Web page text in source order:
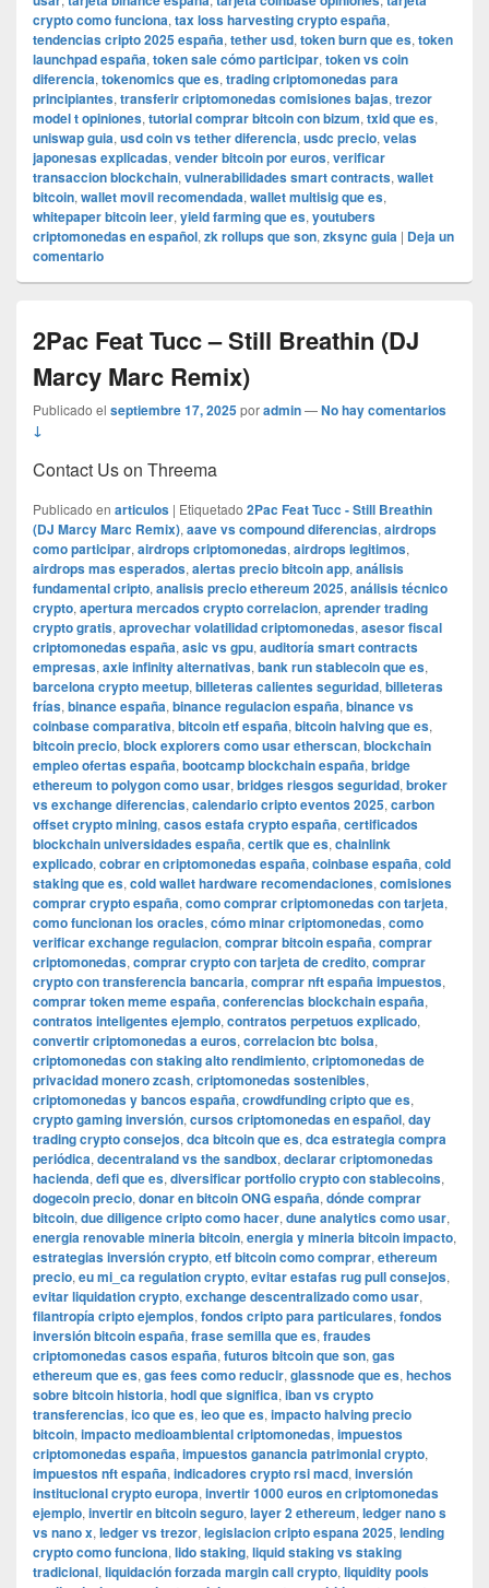
crypto como funciona, tax loss harvesting crypto españa,
tendencias cripto 2025 españa, tether usd, token burn que es, token
launchpad españa, token sale cómo participar, token vs coin
diferencia, tokenomics que es, trading criptomonedas para
principiantes, transferir criptomonedas comisiones bajas, trezor
model t opiniones, tutorial comprar bitcoin con bizum, txid que es,
uniswap guia, usd coin vs tether diferencia, usdc precio, velas
japonesas explicadas, vender bitcoin por euros, verificar
transaccion blockchain, vulnerabilidades smart contracts, wallet
bitcoin, wallet movil recomendada, wallet multisig que es,
whitepaper bitcoin leer, yield farming que es, youtubers
criptomonedas en español, zk rollups que son, zksync guia | Deja un
comentario
2Pac Feat Tucc – Still Breathin (DJ
Marcy Marc Remix)
Publicado el septiembre 17, 2025poradmin—No hay comentarios
↓
Contact Us on Threema
Publicado en articulos | Etiquetado 2Pac Feat Tucc - Still Breathin
(DJ Marcy Marc Remix), aave vs compound diferencias, airdrops
como participar, airdrops criptomonedas, airdrops legitimos,
airdrops mas esperados, alertas precio bitcoin app, análisis
fundamental cripto, analisis precio ethereum 2025, análisis técnico
crypto, apertura mercados crypto correlacion, aprender trading
crypto gratis, aprovechar volatilidad criptomonedas, asesor fiscal
criptomonedas españa, asic vs gpu, auditoría smart contracts
empresas, axie infinity alternativas, bank run stablecoin que es,
barcelona crypto meetup, billeteras calientes seguridad, billeteras
frías, binance españa, binance regulacion españa, binance vs
coinbase comparativa, bitcoin etf españa, bitcoin halving que es,
bitcoin precio, block explorers como usar etherscan, blockchain
empleo ofertas españa, bootcamp blockchain españa, bridge
ethereum to polygon como usar, bridges riesgos seguridad, broker
vs exchange diferencias, calendario cripto eventos 2025, carbon
offset crypto mining, casos estafa crypto españa, certificados
blockchain universidades españa, certik que es, chainlink
explicado, cobrar en criptomonedas españa, coinbase españa, cold
staking que es, cold wallet hardware recomendaciones, comisiones
comprar crypto españa, como comprar criptomonedas con tarjeta,
como funcionan los oracles, cómo minar criptomonedas, como
verificar exchange regulacion, comprar bitcoin españa, comprar
criptomonedas, comprar crypto con tarjeta de credito, comprar
crypto con transferencia bancaria, comprar nft españa impuestos,
comprar token meme españa, conferencias blockchain españa,
contratos inteligentes ejemplo, contratos perpetuos explicado,
convertir criptomonedas a euros, correlacion btc bolsa,
criptomonedas con staking alto rendimiento, criptomonedas de
privacidad monero zcash, criptomonedas sostenibles,
criptomonedas y bancos españa, crowdfunding cripto que es,
crypto gaming inversión, cursos criptomonedas en español, day
trading crypto consejos, dca bitcoin que es, dca estrategia compra
periódica, decentraland vs the sandbox, declarar criptomonedas
hacienda, defi que es, diversificar portfolio crypto con stablecoins,
dogecoin precio, donar en bitcoin ONG españa, dónde comprar
bitcoin, due diligence cripto como hacer, dune analytics como usar,
energia renovable mineria bitcoin, energia y mineria bitcoin impacto,
estrategias inversión crypto, etf bitcoin como comprar, ethereum
precio, eu mi_ca regulation crypto, evitar estafas rug pull consejos,
evitar liquidation crypto, exchange descentralizado como usar,
filantropía cripto ejemplos, fondos cripto para particulares, fondos
inversión bitcoin españa, frase semilla que es, fraudes
criptomonedas casos españa, futuros bitcoin que son, gas
ethereum que es, gas fees como reducir, glassnode que es, hechos
sobre bitcoin historia, hodl que significa, iban vs crypto
transferencias, ico que es, ieo que es, impacto halving precio
bitcoin, impacto medioambiental criptomonedas, impuestos
criptomonedas españa, impuestos ganancia patrimonial crypto,
impuestos nft españa, indicadores crypto rsi macd, inversión
institucional crypto europa, invertir 1000 euros en criptomonedas
ejemplo, invertir en bitcoin seguro, layer 2 ethereum, ledger nano s
vs nano x, ledger vs trezor, legislacion cripto espana 2025, lending
crypto como funciona, lido staking, liquid staking vs staking
tradicional, liquidación forzada margin call crypto, liquidity pools